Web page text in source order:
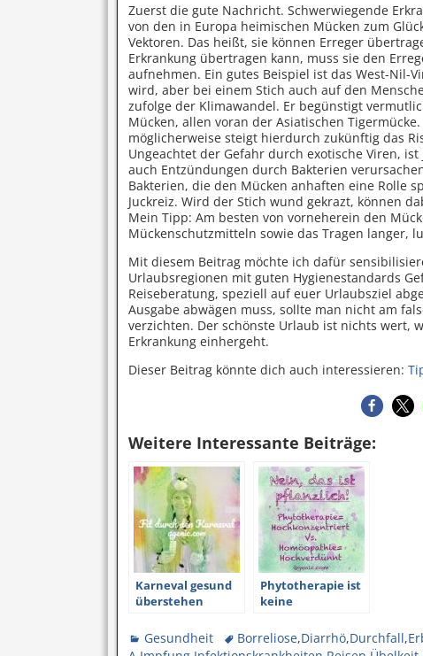
Zuerst die gute Nachricht. Schwerwiegende
von den in Europa heimischen Mücken zum
Vektoren. Das heißt, sie können Erreger
Erkrankung übertragen kann, muss sie den
aufnehmen. Ein gutes Beispiel ist das West-Nil-
wird, aber bei einem Stich auch auf den
zufolge der Klimawandel. Er begünstigt
Mücken, allen voran der Asiatischen
möglicherweise steigt hierdurch zukünftig das
Ungeachtet der Gefahr durch exotische Viren,
auch Entzündungen durch Bakterien
Bakterien, die den Mücken anhaften eine Rolle
Juckreiz. Wird der Stich wund gekrazt, können
Mein Tipp: Am besten von vorneherein den
Mückenschutzmitteln sowie das Tragen langer,
Mit diesem Beitrag möchte ich dafür
Urlaubsregionen mit guten Hygienestandards
Reiseberatung, speziell auf euer Urlaubsziel
Ausgabe abwägen muss, sollte man nicht am
verzichten. Der schönste Urlaub ist nichts wert,
Erkrankung einhergeht.
Dieser Beitrag könnte dich auch interessieren:
Weitere Interessante Beiträge:
Karneval gesund
überstehen
Phytotherapie ist
keine
Gesundheit Borreliose,Diarrhö,Durchfall,